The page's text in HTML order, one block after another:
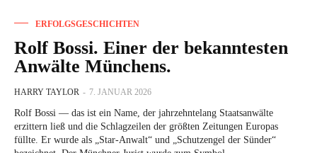
ERFOLGSGESCHICHTEN
Rolf Bossi. Einer der bekanntesten
Anwälte Münchens.
HARRY TAYLOR - 7. JANUAR 2026
Rolf Bossi — das ist ein Name, der jahrzehntelang Staatsanwälte
erzittern ließ und die Schlagzeilen der größten Zeitungen Europas
füllte. Er wurde als „Star-Anwalt“ und „Schutzengel der Sünder“